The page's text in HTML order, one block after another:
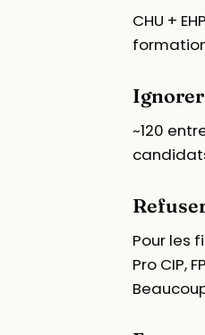
CHU +
~120
Pour les
Pro CIP,